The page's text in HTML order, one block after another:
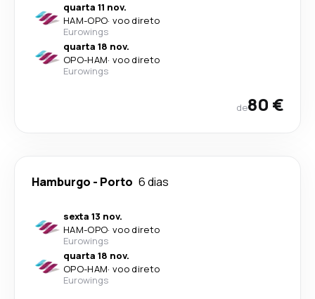
quarta 11 nov.
HAM-OPO· voo direto
Eurowings
quarta 18 nov.
OPO-HAM· voo direto
Eurowings
de80 €
Hamburgo - Porto 6 dias
sexta 13 nov.
HAM-OPO· voo direto
Eurowings
quarta 18 nov.
OPO-HAM· voo direto
Eurowings